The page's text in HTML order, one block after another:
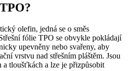
olefin, jedná se o směs
fólie TPO se obvykle pokládají
upevněny nebo svařeny, aby
vrstvu nad střešním pláštěm. Jsou
tloušťkách a lze je přizpůsobit